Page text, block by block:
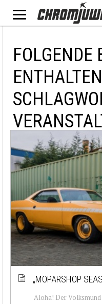
FOLGENDE
„MOPARSHOP
Aloha! Der